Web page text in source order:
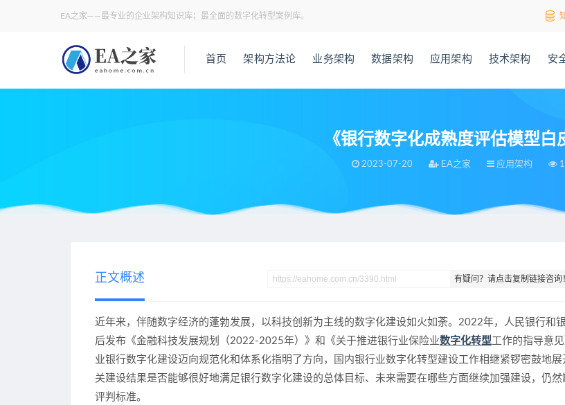
EA之家——最专业的企业架构知识库；最全面的数字化转型案例库。
首页 架构方法论 业务架构 数据架构 应用架构 技术架构 安
《银行数字化成熟度评估模型白
2023-07-20 EA之家 应用架构
应用架构 《银行数字化成熟度评估模型白皮书》
有疑问？请点击复制链接咨询
正文概述
近年来，伴随数字经济的蓬勃发展，以科技创新为主线的数字化建设如火如荼。2022年，人民银行和
后发布《金融科技发展规划（2022-2025年）》和《关于推进银行业保险业数字化转型工作的指导意
业银行数字化建设迈向规范化和体系化指明了方向，国内银行业数字化转型建设工作相继紧锣密鼓地展
关建设结果是否能够很好地满足银行数字化建设的总体目标、未来需要在哪些方面继续加强建设，仍然
评判标准。